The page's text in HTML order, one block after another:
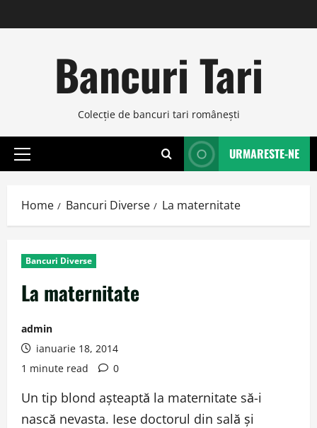
to
Bancuri Tari
Colecţie de bancuri tari româneşti
Primary
URMARESTE-NE
Home Bancuri Diverse La maternitate
Bancuri Diverse
La maternitate
admin
ianuarie 18, 2014
1 minute read
0
Un tip blond aşteaptă la maternitate să-i
nască nevasta. Iese doctorul din sală şi